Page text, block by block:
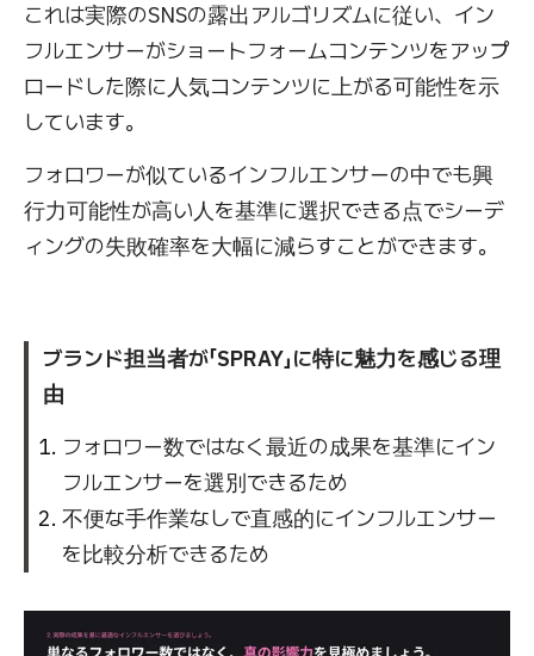
これは実際のSNSの露出アルゴリズムに従い、イン
フルエンサーがショートフォームコンテンツをアップ
ロードした際に人気コンテンツに上がる可能性を示
しています。
フォロワーが似ているインフルエンサーの中でも興
行力可能性が高い人を基準に選択できる点でシーデ
ィングの失敗確率を大幅に減らすことができます。
ブランド担当者が「SPRAY」に特に魅力を感じる理
由
フォロワー数ではなく最近の成果を基準にイン
フルエンサーを選別できるため
不便な手作業なしで直感的にインフルエンサー
を比較分析できるため